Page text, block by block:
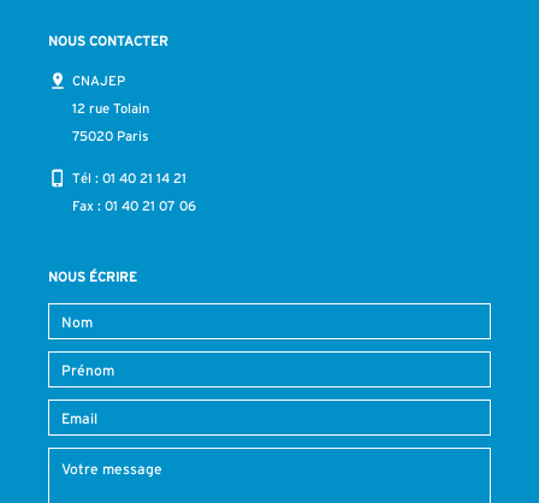
NOUS CONTACTER
CNAJEP
12 rue Tolain
75020 Paris
Tél : 01 40 21 14 21
Fax : 01 40 21 07 06
NOUS ÉCRIRE